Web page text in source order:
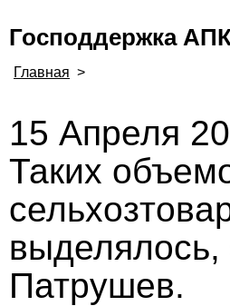
Господдержка
Главная >
15 Апреля
Таких
Патрушев.